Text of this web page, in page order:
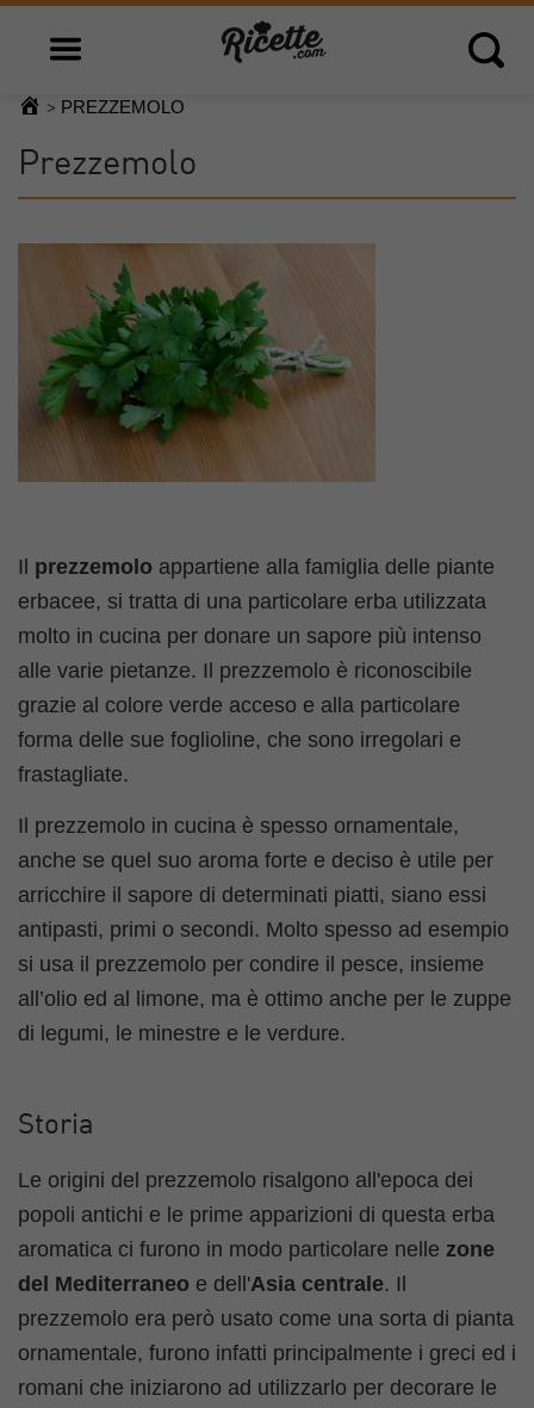
Open main menu Open
> PREZZEMOLO
Prezzemolo
Il prezzemolo appartiene alla famiglia delle piante
erbacee, si tratta di una particolare erba utilizzata
molto in cucina per donare un sapore più intenso
alle varie pietanze. Il prezzemolo è riconoscibile
grazie al colore verde acceso e alla particolare
forma delle sue foglioline, che sono irregolari e
frastagliate.
Il prezzemolo in cucina è spesso ornamentale,
anche se quel suo aroma forte e deciso è utile per
arricchire il sapore di determinati piatti, siano essi
antipasti, primi o secondi. Molto spesso ad esempio
si usa il prezzemolo per condire il pesce, insieme
all’olio ed al limone, ma è ottimo anche per le zuppe
di legumi, le minestre e le verdure.
Storia
Le origini del prezzemolo risalgono all'epoca dei
popoli antichi e le prime apparizioni di questa erba
aromatica ci furono in modo particolare nelle zone
del Mediterraneo e dell'Asia centrale. Il
prezzemolo era però usato come una sorta di pianta
ornamentale, furono infatti principalmente i greci ed i
romani che iniziarono ad utilizzarlo per decorare le